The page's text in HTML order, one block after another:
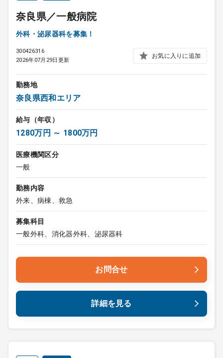
奈良県／一般病院
外科・泌尿器科を募集！
300426316
2026年07月29日更新
お気に入りに追加
勤務地
奈良県西和エリア
給与（年収）
1280万円 ～ 1800万円
医療機関区分
一般
勤務内容
外来、病棟、救急
募集科目
一般外科、消化器外科、泌尿器科
お問合せ
詳細を見る